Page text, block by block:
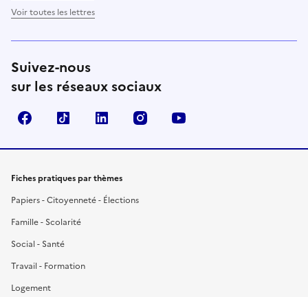
Voir toutes les lettres
Suivez-nous
sur les réseaux sociaux
FacebookTikTok LinkedIn Instagram
Fiches pratiques par thèmes
Papiers - Citoyenneté - Élections
Famille - Scolarité
Social - Santé
Travail - Formation
Logement